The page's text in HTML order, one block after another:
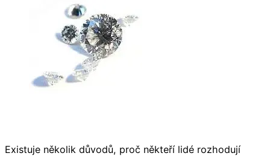
Existuje několik důvodů, proč někteří lidé rozhodují